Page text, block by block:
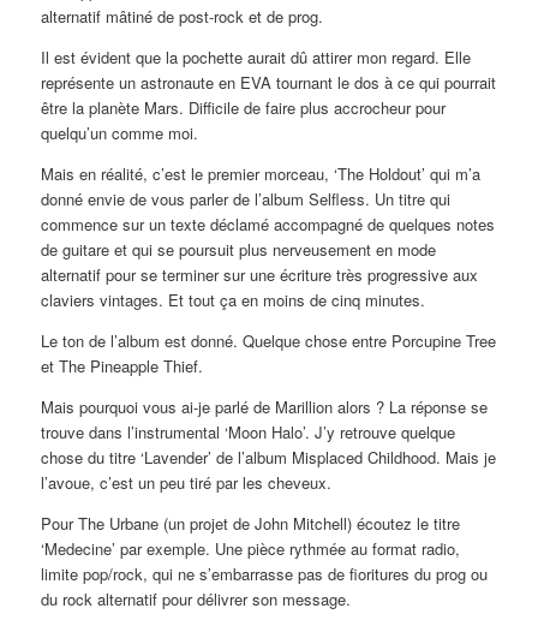
alternatif mâtiné de post-rock et de prog.
Il est évident que la pochette aurait dû attirer mon regard. Elle
représente un astronaute en EVA tournant le dos à ce qui pourrait
être la planète Mars. Difficile de faire plus accrocheur pour
quelqu’un comme moi.
Mais en réalité, c’est le premier morceau, ‘The Holdout’ qui m’a
donné envie de vous parler de l’album Selfless. Un titre qui
commence sur un texte déclamé accompagné de quelques notes
de guitare et qui se poursuit plus nerveusement en mode
alternatif pour se terminer sur une écriture très progressive aux
claviers vintages. Et tout ça en moins de cinq minutes.
Le ton de l’album est donné. Quelque chose entre Porcupine Tree
et The Pineapple Thief.
Mais pourquoi vous ai-je parlé de Marillion alors ? La réponse se
trouve dans l’instrumental ‘Moon Halo’. J’y retrouve quelque
chose du titre ‘Lavender’ de l’album Misplaced Childhood. Mais je
l’avoue, c’est un peu tiré par les cheveux.
Pour The Urbane (un projet de John Mitchell) écoutez le titre
‘Medecine’ par exemple. Une pièce rythmée au format radio,
limite pop/rock, qui ne s’embarrasse pas de fioritures du prog ou
du rock alternatif pour délivrer son message.